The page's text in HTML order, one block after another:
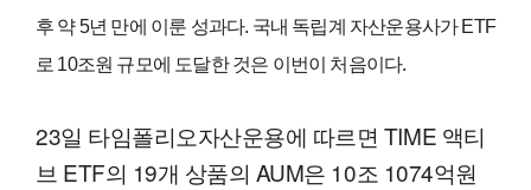
후 약 5년 만에 이룬 성과다. 국내 독립계 자산운용사가 ETF
로 10조원 규모에 도달한 것은 이번이 처음이다.
23일 타임폴리오자산운용에 따르면 TIME 액티
브 ETF의 19개 상품의 AUM은 10조 1074억원